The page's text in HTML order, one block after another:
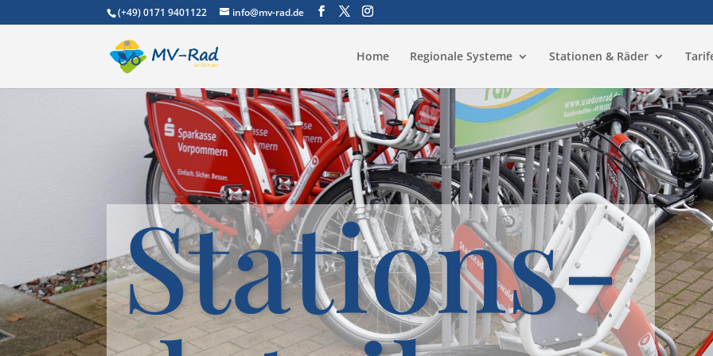
(+49) 0171 9401122 info@mv-rad.de
Home Regionale Systeme Stationen & Räder
Stations-